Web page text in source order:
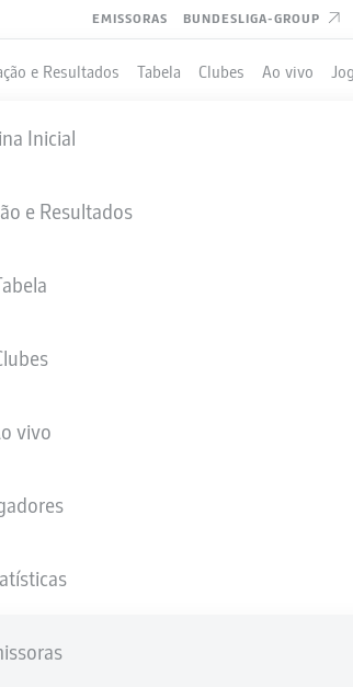
EMISSORAS BUNDESLIGA-GROUP
e Resultados Tabela Clubes Ao vivo
Inicial
e Resultados
vivo